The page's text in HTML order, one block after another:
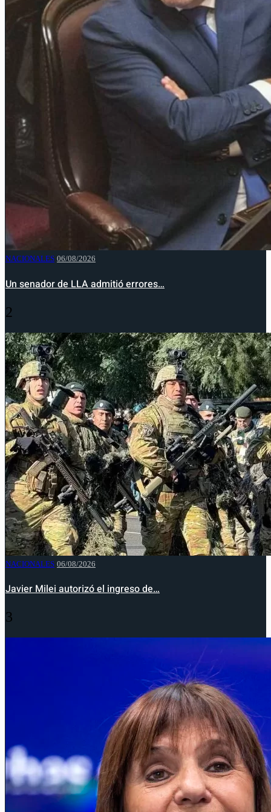
NACIONALES 06/08/2026
Un senador de LLA admitió errores…
2
NACIONALES 06/08/2026
Javier Milei autorizó el ingreso de…
3